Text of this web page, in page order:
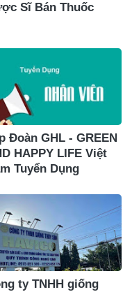
Sĩ Bán Thuốc
Đoàn GHL - GREEN
HAPPY LIFE Việt
Tuyển Dụng
ty TNHH giống